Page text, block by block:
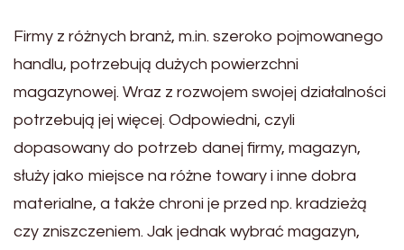
Firmy z różnych branż, m.in. szeroko pojmowanego
handlu, potrzebują dużych powierzchni
magazynowej. Wraz z rozwojem swojej działalności
potrzebują jej więcej. Odpowiedni, czyli
dopasowany do potrzeb danej firmy, magazyn,
służy jako miejsce na różne towary i inne dobra
materialne, a także chroni je przed np. kradzieżą
czy zniszczeniem. Jak jednak wybrać magazyn,